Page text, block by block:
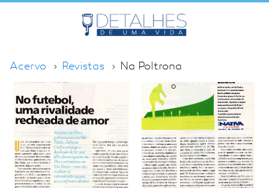
Acervo Revistas Na Poltrona